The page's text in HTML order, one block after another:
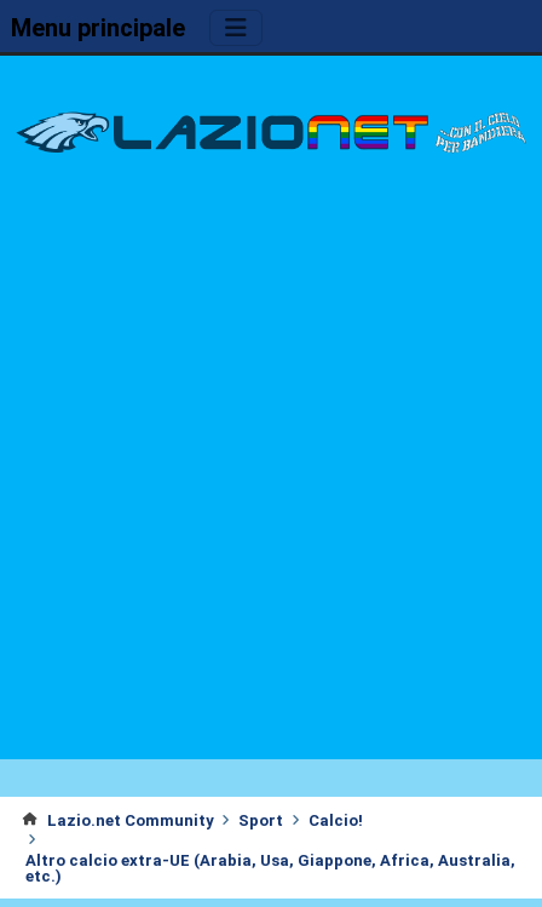
Menu principale
Lazio.net Community Sport Calcio!
Altro calcio extra-UE (Arabia, Usa, Giappone, Africa, Australia,
etc.)